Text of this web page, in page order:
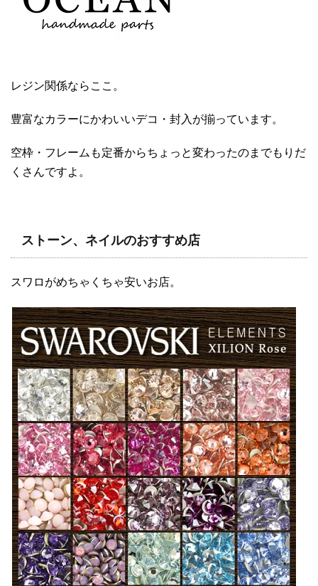
レジン関係ならここ。
豊富なカラーにかわいいデコ・封入が揃っています。
空枠・フレームも定番からちょっと変わったのまでもりだ
くさんですよ。
ストーン、ネイルのおすすめ店
スワロがめちゃくちゃ安いお店。